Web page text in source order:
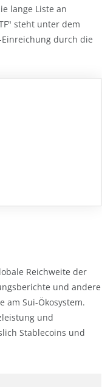
lange Liste an
steht unter dem
durch die
Reichweite der
und andere
Sui-Ökosystem.
und
Stablecoins und